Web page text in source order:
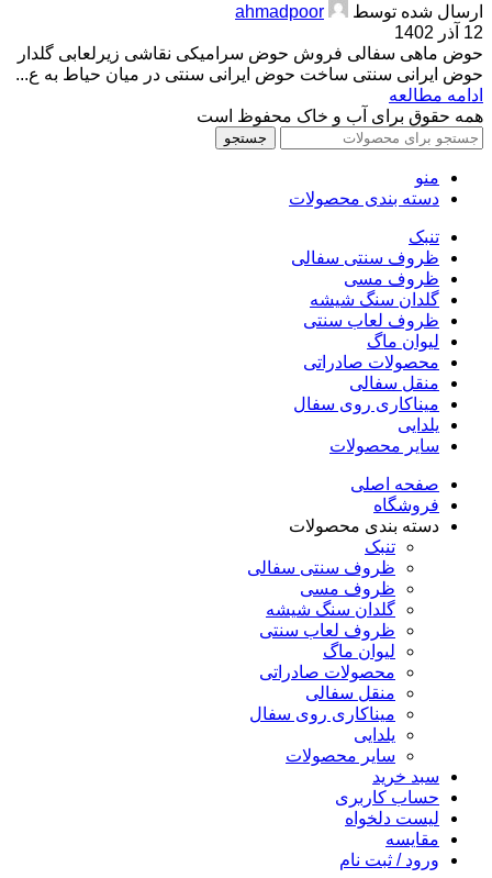
ارسال شده توسط
ahmadpoor
12 آذر 1402
حوض ماهی سفالی فروش حوض سرامیکی نقاشی زیرلعابی گلدار
حوض ایرانی سنتی ساخت حوض ایرانی سنتی در میان حیاط به ع...
ادامه مطالعه
همه حقوق برای آب و خاک محفوظ است
جستجو
منو
دسته بندی محصولات
تنبک
ظروف سنتی سفالی
ظروف مسی
گلدان سنگ شیشه
ظروف لعاب سنتی
لیوان ماگ
محصولات صادراتی
منقل سفالی
میناکاری روی سفال
یلدایی
سایر محصولات
صفحه اصلی
فروشگاه
دسته بندی محصولات
تنبک
ظروف سنتی سفالی
ظروف مسی
گلدان سنگ شیشه
ظروف لعاب سنتی
لیوان ماگ
محصولات صادراتی
منقل سفالی
میناکاری روی سفال
یلدایی
سایر محصولات
سبد خرید
حساب کاربری
لیست دلخواه
مقایسه
ورود / ثبت نام